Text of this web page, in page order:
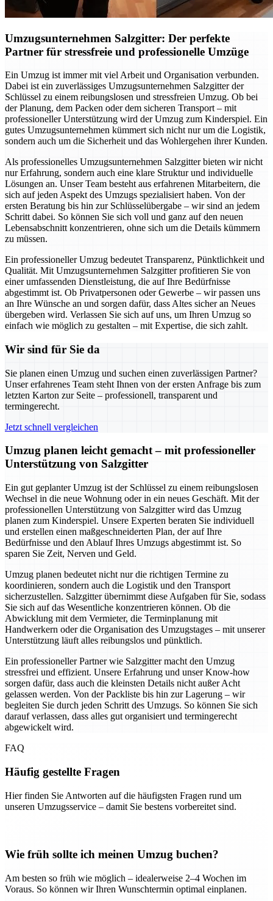
Umzugsunternehmen Salzgitter: Der perfekte
Partner für stressfreie und professionelle Umzüge
Ein Umzug ist immer mit viel Arbeit und Organisation verbunden.
Dabei ist ein zuverlässiges Umzugsunternehmen Salzgitter der
Schlüssel zu einem reibungslosen und stressfreien Umzug. Ob bei
der Planung, dem Packen oder dem sicheren Transport – mit
professioneller Unterstützung wird der Umzug zum Kinderspiel. Ein
gutes Umzugsunternehmen kümmert sich nicht nur um die Logistik,
sondern auch um die Sicherheit und das Wohlergehen ihrer Kunden.
Als professionelles Umzugsunternehmen Salzgitter bieten wir nicht
nur Erfahrung, sondern auch eine klare Struktur und individuelle
Lösungen an. Unser Team besteht aus erfahrenen Mitarbeitern, die
sich auf jeden Aspekt des Umzugs spezialisiert haben. Von der
ersten Beratung bis hin zur Schlüsselübergabe – wir sind an jedem
Schritt dabei. So können Sie sich voll und ganz auf den neuen
Lebensabschnitt konzentrieren, ohne sich um die Details kümmern
zu müssen.
Ein professioneller Umzug bedeutet Transparenz, Pünktlichkeit und
Qualität. Mit Umzugsunternehmen Salzgitter profitieren Sie von
einer umfassenden Dienstleistung, die auf Ihre Bedürfnisse
abgestimmt ist. Ob Privatpersonen oder Gewerbe – wir passen uns
an Ihre Wünsche an und sorgen dafür, dass Altes sicher an Neues
übergeben wird. Verlassen Sie sich auf uns, um Ihren Umzug so
einfach wie möglich zu gestalten – mit Expertise, die sich zahlt.
Wir sind für Sie da
Sie planen einen Umzug und suchen einen zuverlässigen Partner?
Unser erfahrenes Team steht Ihnen von der ersten Anfrage bis zum
letzten Karton zur Seite – professionell, transparent und
termingerecht.
Jetzt schnell vergleichen
Umzug planen leicht gemacht – mit professioneller
Unterstützung von Salzgitter
Ein gut geplanter Umzug ist der Schlüssel zu einem reibungslosen
Wechsel in die neue Wohnung oder in ein neues Geschäft. Mit der
professionellen Unterstützung von Salzgitter wird das Umzug
planen zum Kinderspiel. Unsere Experten beraten Sie individuell
und erstellen einen maßgeschneiderten Plan, der auf Ihre
Bedürfnisse und den Ablauf Ihres Umzugs abgestimmt ist. So
sparen Sie Zeit, Nerven und Geld.
Umzug planen bedeutet nicht nur die richtigen Termine zu
koordinieren, sondern auch die Logistik und den Transport
sicherzustellen. Salzgitter übernimmt diese Aufgaben für Sie, sodass
Sie sich auf das Wesentliche konzentrieren können. Ob die
Abwicklung mit dem Vermieter, die Terminplanung mit
Handwerkern oder die Organisation des Umzugstages – mit unserer
Unterstützung läuft alles reibungslos und pünktlich.
Ein professioneller Partner wie Salzgitter macht den Umzug
stressfrei und effizient. Unsere Erfahrung und unser Know-how
sorgen dafür, dass auch die kleinsten Details nicht außer Acht
gelassen werden. Von der Packliste bis hin zur Lagerung – wir
begleiten Sie durch jeden Schritt des Umzugs. So können Sie sich
darauf verlassen, dass alles gut organisiert und termingerecht
abgewickelt wird.
FAQ
Häufig gestellte Fragen
Hier finden Sie Antworten auf die häufigsten Fragen rund um
unseren Umzugsservice – damit Sie bestens vorbereitet sind.
Wie früh sollte ich meinen Umzug buchen?
Am besten so früh wie möglich – idealerweise 2–4 Wochen im
Voraus. So können wir Ihren Wunschtermin optimal einplanen.